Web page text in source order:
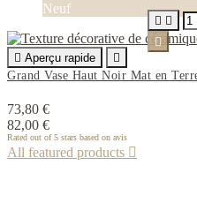
Neuf
 Aperçu rapide

Grand Vase Haut Noir Mat en
73,80 €
82,00 €
Rated out of 5 stars based on avis
 

All featured products 